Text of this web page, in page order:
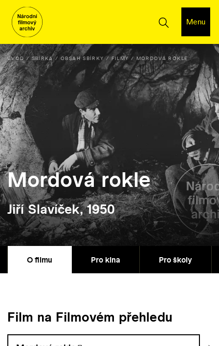
Menu
ÚVOD SBÍRKA OBSAH SBÍRKY FILMY MORDOVÁ ROKLE
Mordová rokle
Jiří Slavíček, 1950
O filmu Pro kina Pro školy
Film na Filmovém přehledu